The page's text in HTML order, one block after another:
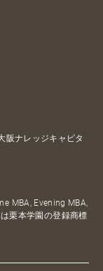
阪ナレッジキャピタ
MBA, Evening MBA,
栗本学園の登録商標